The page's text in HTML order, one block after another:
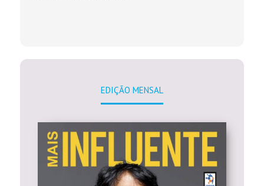
EDIÇÃO MENSAL